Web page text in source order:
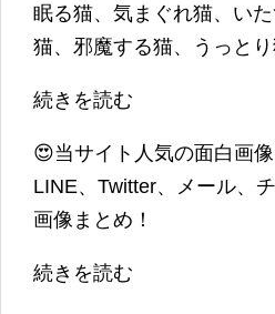
眠る猫、気まぐれ猫、い
猫、邪魔する猫、うっと
続きを読む
😍当サイト人気の面白画像
LINE、Twitter、メール、
画像まとめ！
続きを読む